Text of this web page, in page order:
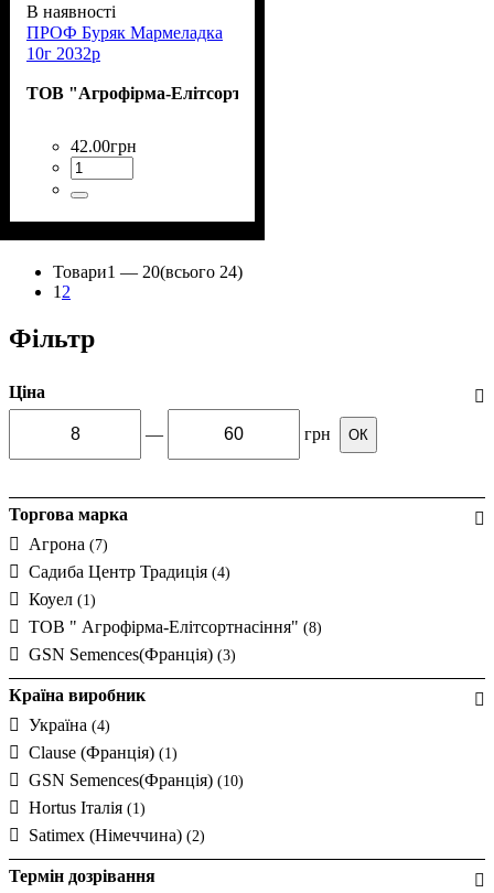
В наявності
ПРОФ Буряк Мармеладка
10г 2032р
ТОВ "Агрофірма-Елітсортнасіння"
42.00грн
Товари1 — 20(всього 24)
1 2
Фільтр
Ціна
— грн ОК
Торгова марка
Агрона (7)
Садиба Центр Традиція (4)
Коуел (1)
ТОВ " Агрофірма-Елітсортнасіння" (8)
GSN Semences(Франція) (3)
Країна виробник
Україна (4)
Clause (Франція) (1)
GSN Semences(Франція) (10)
Hortus Італія (1)
Satimex (Німеччина) (2)
Термін дозрівання